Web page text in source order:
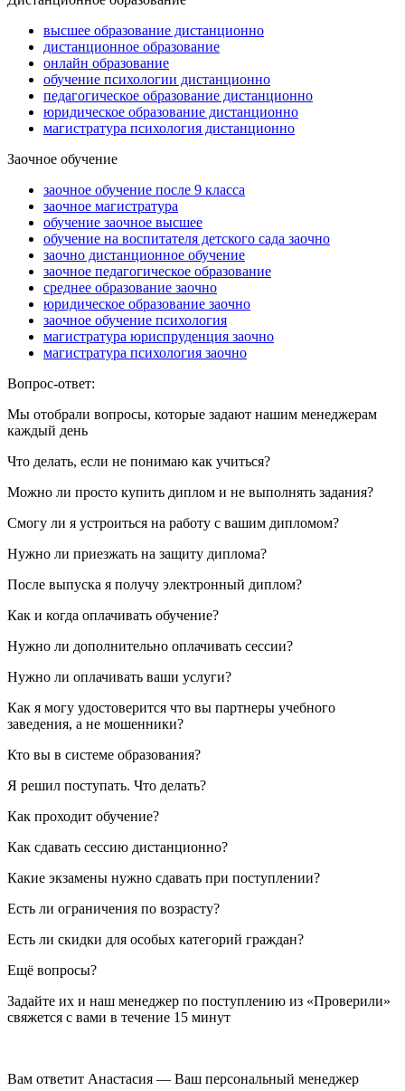
высшее образование дистанционно
дистанционное образование
онлайн образование
обучение психологии дистанционно
педагогическое образование дистанционно
юридическое образование дистанционно
магистратура психология дистанционно
Заочное обучение
заочное обучение после 9 класса
заочное магистратура
обучение заочное высшее
обучение на воспитателя детского сада заочно
заочно дистанционное обучение
заочное педагогическое образование
среднее образование заочно
юридическое образование заочно
заочное обучение психология
магистратура юриспруденция заочно
магистратура психология заочно
Вопрос-ответ:
Мы отобрали вопросы, которые задают нашим менеджерам
каждый день
Что делать, если не понимаю как учиться?
Можно ли просто купить диплом и не выполнять задания?
Смогу ли я устроиться на работу с вашим дипломом?
Нужно ли приезжать на защиту диплома?
После выпуска я получу электронный диплом?
Как и когда оплачивать обучение?
Нужно ли дополнительно оплачивать сессии?
Нужно ли оплачивать ваши услуги?
Как я могу удостоверится что вы партнеры учебного
заведения, а не мошенники?
Кто вы в системе образования?
Я решил поступать. Что делать?
Как проходит обучение?
Как сдавать сессию дистанционно?
Какие экзамены нужно сдавать при поступлении?
Есть ли ограничения по возрасту?
Есть ли скидки для особых категорий граждан?
Ещё вопросы?
Задайте их и наш менеджер по поступлению из «Проверили»
свяжется с вами в течение 15 минут
Вам ответит Анастасия — Ваш персональный менеджер